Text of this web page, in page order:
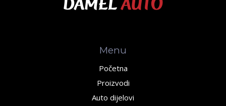
Menu
Početna
Proizvodi
Auto dijelovi